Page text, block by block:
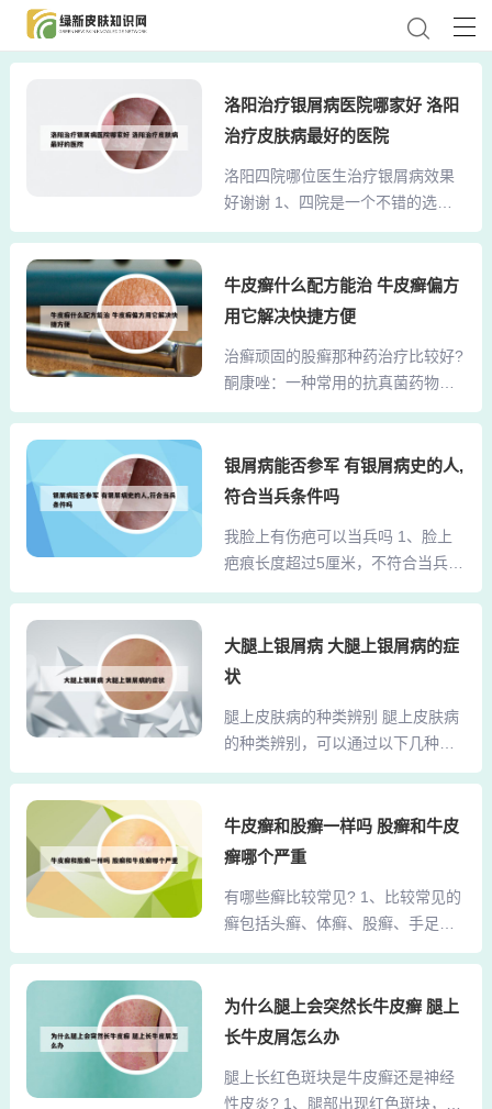
洛阳治疗银屑病医院哪家好 洛阳
治疗皮肤病最好的医院
洛阳四院哪位医生治疗银屑病效果
好谢谢 1、四院是一个不错的选
择，它以前的名字是洛阳市第四人
年来，它的名字似乎有所变化，现
在被称作河南第二附属医院。这家
现，特别是在皮肤病的诊断和治疗
方面有着丰富的经验。2、是需要根
据您的病情情况来决定的，现在治
白癜风治疗康复体系，GX-B白癜风
康复体系，当然，这些前提都是需
疗，但是不管您选择什么样的医院
进行检查治疗，建议您最好选择...
牛皮癣什么配方能治 牛皮癣偏方
用它解决快捷方便
治癣顽固的股癣那种药治疗比较好?
酮康唑：一种常用的抗真菌药物，
可用于治疗股癣。益康唑：同样具
疗。咪康唑：也是抗真菌药物的一
种，可用于涂擦治疗股癣。萘替芬
和酮康唑的抗真菌作用，对股癣有
良好的治疗效果。％克霉唑霜、益
康唑霜、达克宁霜、联苯苄唑霜等
于股癣的治疗。特定抗真菌霜剂：
2%咪糠唑霜、3%克霉唑霜、2%酮
一段时间，直到股癣症状有所好
转，并在股癣完全消失后再停...
银屑病能否参军 有银屑病史的人,
符合当兵条件吗
我脸上有伤疤可以当兵吗 1、脸上
疤痕长度超过5厘米，不符合当兵体
检标准，无法通过体检关卡，因此
查标准》第十条，身体裸露部位有
直径超过2厘米的较大疤痕、纹身或
黑色素痣等，将不合格。2、您脸上
有一块小伤疤，一般情况下是可以
去当兵的，但具体还需根据不同军
军种对伤疤要求的详细说明以及其
他入伍条件：不同军种对伤疤的要
要求，脸部伤疤可能会影响面部美
观，但关键在于伤疤...
大腿上银屑病 大腿上银屑病的症
状
腿上皮肤病的种类辨别 腿上皮肤病
的种类辨别，可以通过以下几种常
见的皮肤病特征进行初步判断： 湿
疹、水疱等多形性损害，伴有剧烈
瘙痒。 辨别要点：湿疹通常呈对称
特征：腿上可出现境界清楚、形状
大小不一的红斑，周围有炎性红
晕，表面覆盖多层银白色鳞屑。腿
常见的腿上皮肤病及其辨别要点：
湿疹：表现：腿上可出现红斑、丘
瘙痒。辨别：通常呈对称性分布，
牛皮癣和股癣一样吗 股癣和牛皮
癣哪个严重
有哪些癣比较常见? 1、比较常见的
癣包括头癣、体癣、股癣、手足
癣、甲癣、花斑癣以及牛皮癣等。
表现为头皮瘙痒、脱屑，严重时可
能出现脱发。体癣：发生在除头
和四肢皮肤的癣菌感染，表现为圆
为什么腿上会突然长牛皮癣 腿上
长牛皮屑怎么办
腿上长红色斑块是牛皮癣还是神经
性皮炎? 1、腿部出现红色斑块，你